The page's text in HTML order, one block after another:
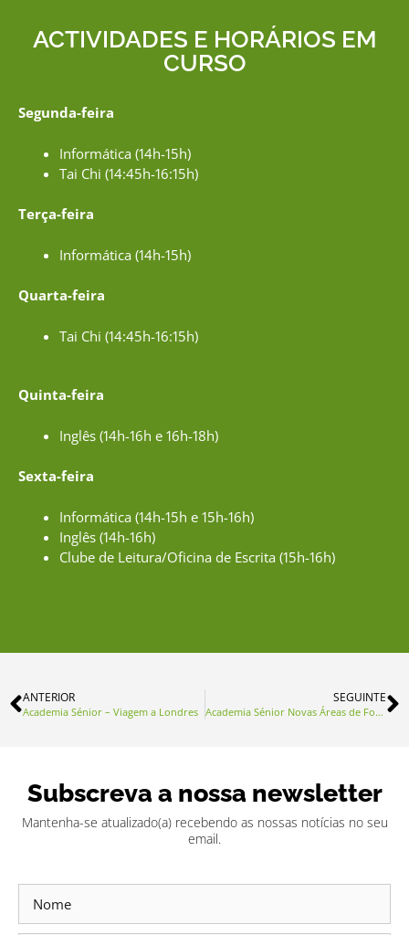
ACTIVIDADES E HORÁRIOS EM
CURSO
Segunda-feira
Informática (14h-15h)
Tai Chi (14:45h-16:15h)
Terça-feira
Informática (14h-15h)
Quarta-feira
Tai Chi (14:45h-16:15h)
Quinta-feira
Inglês (14h-16h e 16h-18h)
Sexta-feira
Informática (14h-15h e 15h-16h)
Inglês (14h-16h)
Clube de Leitura/Oficina de Escrita (15h-16h)
ANTERIOR
Academia Sénior – Viagem a Londres
SEGUINTE
Academia Sénior Novas Áreas de Formação
Subscreva a nossa newsletter
Mantenha-se atualizado(a) recebendo as nossas notícias no seu
email.
Newsletter